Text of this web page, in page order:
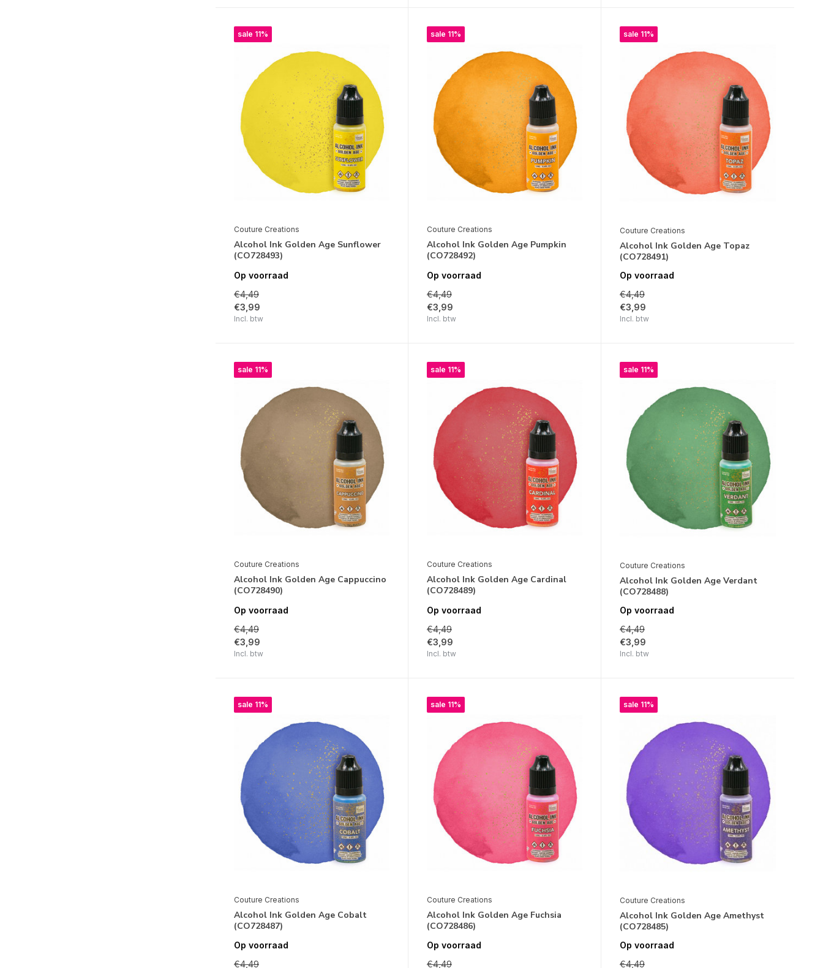
sale 11%
Couture Creations
Alcohol Ink Golden Age Sunflower
(CO728493)
Op voorraad
€4,49
€3,99
Incl. btw
sale 11%
Couture Creations
Alcohol Ink Golden Age Pumpkin
(CO728492)
Op voorraad
€4,49
€3,99
Incl. btw
sale 11%
Couture Creations
Alcohol Ink Golden Age Topaz
(CO728491)
Op voorraad
€4,49
€3,99
Incl. btw
sale 11%
Couture Creations
Alcohol Ink Golden Age Cappuccino
(CO728490)
Op voorraad
€4,49
€3,99
Incl. btw
sale 11%
Couture Creations
Alcohol Ink Golden Age Cardinal
(CO728489)
Op voorraad
€4,49
€3,99
Incl. btw
sale 11%
Couture Creations
Alcohol Ink Golden Age Verdant
(CO728488)
Op voorraad
€4,49
€3,99
Incl. btw
sale 11%
Couture Creations
Alcohol Ink Golden Age Cobalt
(CO728487)
Op voorraad
€4,49
sale 11%
Couture Creations
Alcohol Ink Golden Age Fuchsia
(CO728486)
Op voorraad
€4,49
sale 11%
Couture Creations
Alcohol Ink Golden Age Amethyst
(CO728485)
Op voorraad
€4,49